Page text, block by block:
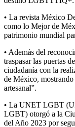
• La revista México
como lo Mejor de
patrimonio mundial
• Además del
traspasar las puertas
ciudadanía con la
de México, mostrando
artesanal”.
• La UNET LGBT
LGBT) otorgó a la
del Año 2023 por